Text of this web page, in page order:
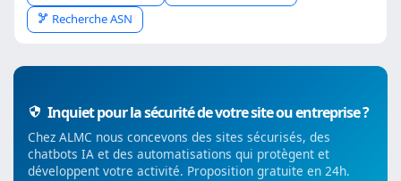
Recherche ASN
Inquiet pour la sécurité de votre site ou entreprise ?
Chez ALMC nous concevons des sites sécurisés, des
chatbots IA et des automatisations qui protègent et
développent votre activité. Proposition gratuite en 24h.